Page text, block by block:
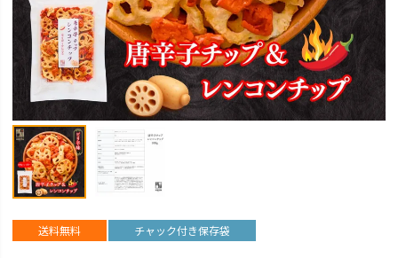
送料無料 チャック付き保存袋